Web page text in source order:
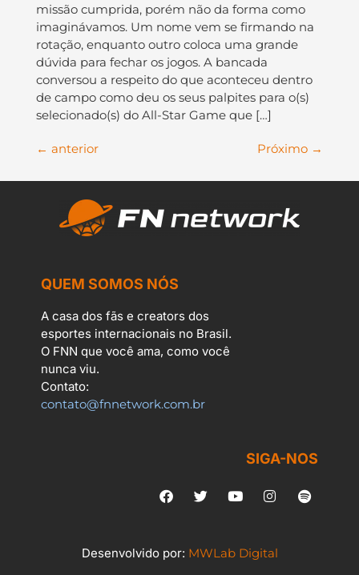
missão cumprida, porém não da forma como
imaginávamos. Um nome vem se firmando na
rotação, enquanto outro coloca uma grande
dúvida para fechar os jogos. A bancada
conversou a respeito do que aconteceu dentro
de campo como deu os seus palpites para o(s)
selecionado(s) do All-Star Game que […]
← anterior Próximo →
QUEM SOMOS NÓS
A casa dos fãs e creators dos
esportes internacionais no Brasil.
O FNN que você ama, como você
nunca viu.
Contato:
contato@fnnetwork.com.br
SIGA-NOS
Desenvolvido por: MWLab Digital